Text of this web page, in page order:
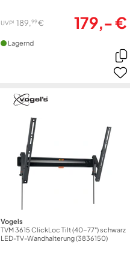
UVP1 189,99€ 179,- €
Lagernd
Vogels
TVM 3615 ClickLoc Tilt (40-77") schwarz
LED-TV-Wandhalterung (3836150)